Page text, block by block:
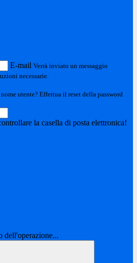
E-mail Verrà inviato un messaggio
necessarie.
utente? Effettua il reset della password
la casella di posta elettronica!
dell'operazione...